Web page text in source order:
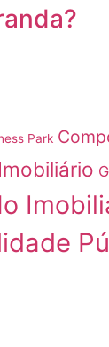
Park